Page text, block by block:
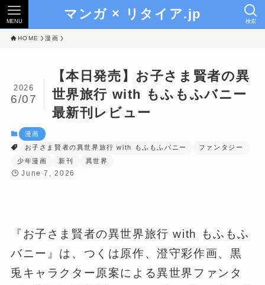
マンガ × リタイア.jp 検索
MENU
HOME 漫画
【本日発売】お子さま賢者の異
世界旅行 with もふもふバニー
最新刊レビュー
2026
6/07
漫画
お子さま賢者の異世界旅行 with もふもふバニー
ファンタジー
少年漫画
新刊 異世界
June 7, 2026
『お子さま賢者の異世界旅行 with もふもふ
バニー』は、つくは原作、澄守彩作画、黒
兎キャラクター原案による異世界ファンタ